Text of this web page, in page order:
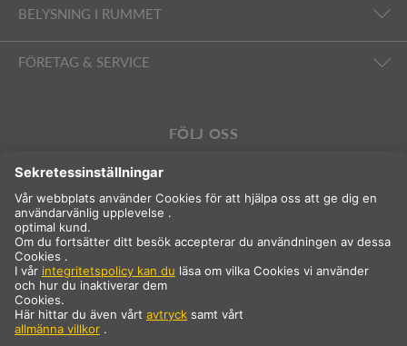
BELYSNING I RUMMET
FÖRETAG & SERVICE
FÖLJ OSS
Internationell
SV
Sverige